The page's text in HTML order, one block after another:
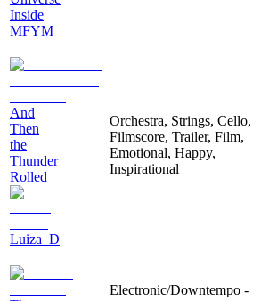
Inside
MFYM
And
Then
the
Thunder
Rolled
Luiza_D
Orchestra, Strings, Cello,
Filmscore, Trailer, Film,
Emotional, Happy,
Inspirational
Electronic/Downtempo -